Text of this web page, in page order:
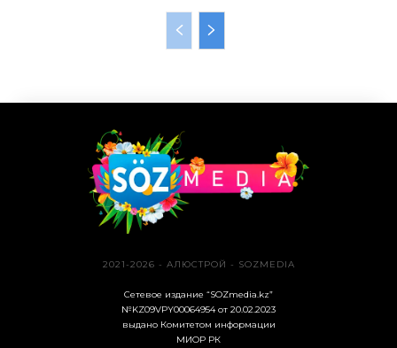
2021-2026 - АЛЮСТРОЙ - SOZMEDIA
Сетевое издание “SOZmedia.kz”
№KZ09VPY00064954 от 20.02.2023
выдано Комитетом информации
МИОР РК